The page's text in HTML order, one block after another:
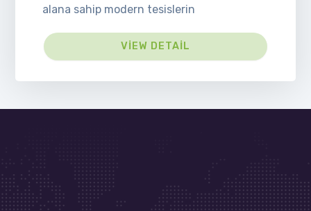
alana sahip modern tesislerin
VIEW DETAIL